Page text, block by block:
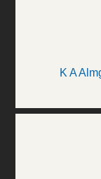
K A